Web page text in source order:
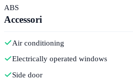
ABS
Accessori
Air conditioning
Electrically operated windows
Side door